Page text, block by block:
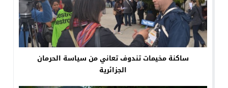
ساكنة مخيمات تندوف تعاني من سياسة الحرمان
الجزائرية